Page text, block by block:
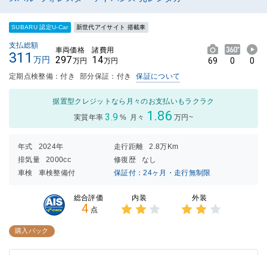
SUBARU 認定U-Car 新世代アイサイト 搭載車
支払総額
311 万円
車両価格
297万円
諸費用
14万円 69 0 0
定期点検整備：付き 部分保証：付き 保証について
据置型クレジットなら月々のお支払いもラクラク
実質年率 3.9 % 月々 1.86 万円~
年式 2024年 走行距離
2.8万Km
排気量
2000cc 修復歴
なし
車検
車検整備付 保証付：24ヶ月・走行無制限
総合評価
4 点
内装 外装
購入パック